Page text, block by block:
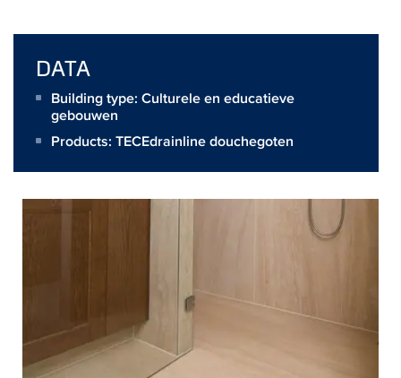
DATA
Building type: Culturele en educatieve
gebouwen
Products: TECEdrainline douchegoten